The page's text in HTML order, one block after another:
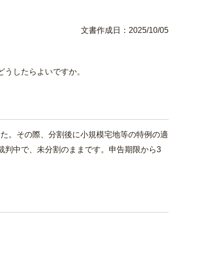
文書作成日：2025/10/05
したらよいですか。
。その際、分割後に小規模宅地等の特例の適
判中で、未分割のままです。申告期限から3